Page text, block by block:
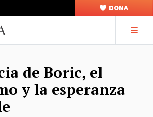
DONA
de Boric, el
y la esperanza